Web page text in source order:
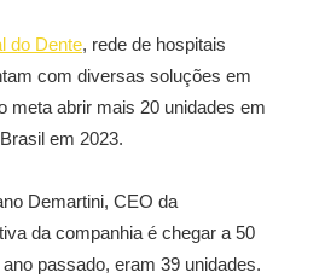
do Dente, rede de hospitais
com diversas soluções em
meta abrir mais 20 unidades em
em 2023.
Demartini, CEO da
da companhia é chegar a 50
passado, eram 39 unidades.